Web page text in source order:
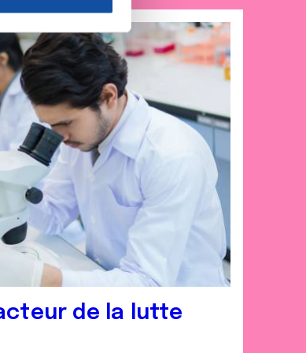
informations que
de la lutte